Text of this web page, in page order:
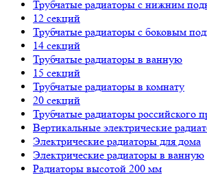
Трубчатые радиаторы с нижним
12 секций
Трубчатые радиаторы с боковым
14 секций
Трубчатые радиаторы в ванную
15 секций
Трубчатые радиаторы в комнату
20 секций
Трубчатые радиаторы российского
Вертикальные электрические
Электрические радиаторы для дома
Электрические радиаторы в ванную
Радиаторы высотой 200 мм